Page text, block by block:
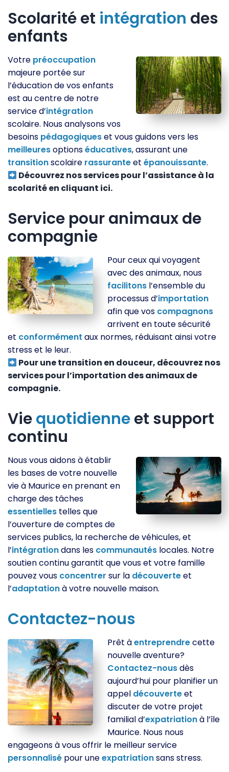
Scolarité et intégration des
enfants
Votre préoccupation
majeure portée sur
l’éducation de vos enfants
est au centre de notre
service d’intégration
scolaire. Nous analysons vos
besoins pédagogiqueset vous guidons vers les
meilleuresoptionséducatives, assurant une
transitionscolaire rassuranteet épanouissante.
Découvrez nos services pour l’assistance à la
scolarité en cliquant ici.
Service pour animaux de
compagnie
Pour ceux qui voyagent
avec des animaux, nous
facilitons l’ensemble du
processus d’importation
afin que vos compagnons
arrivent en toute sécurité
et conformément aux normes, réduisant ainsi votre
stress et le leur.
Pour une transition en douceur, découvrez nos
services pour l’importation des animaux de
compagnie.
Viequotidienneet support
continu
Nous vous aidons à établir
les bases de votre nouvelle
vie à Maurice en prenant en
charge des tâches
essentielles telles que
l’ouverture de comptes de
services publics, la recherche de véhicules, et
l’intégrationdans les communautés locales. Notre
soutien continu garantit que vous et votre famille
pouvez vous concentrer sur la découverteet
l’adaptationà votre nouvelle maison.
Contactez-nous
Prêt àentreprendrecette
nouvelle aventure?
Contactez-nousdès
aujourd’hui pour planifier un
appel découverteet
discuter de votre projet
familial d’expatriationà l’île
Maurice. Nous nous
engageons à vous offrir le meilleur service
personnalisé pour uneexpatriationsans stress.